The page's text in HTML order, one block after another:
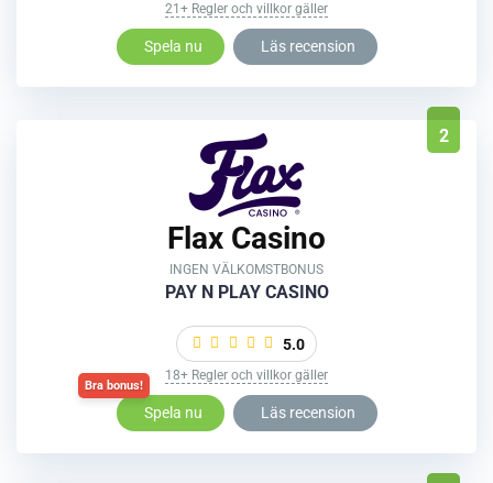
21+ Regler och villkor gäller
Spela nu Läs recension
2
Flax Casino
INGEN VÄLKOMSTBONUS
PAY N PLAY CASINO
5.0
18+ Regler och villkor gäller
Spela nu Läs recension